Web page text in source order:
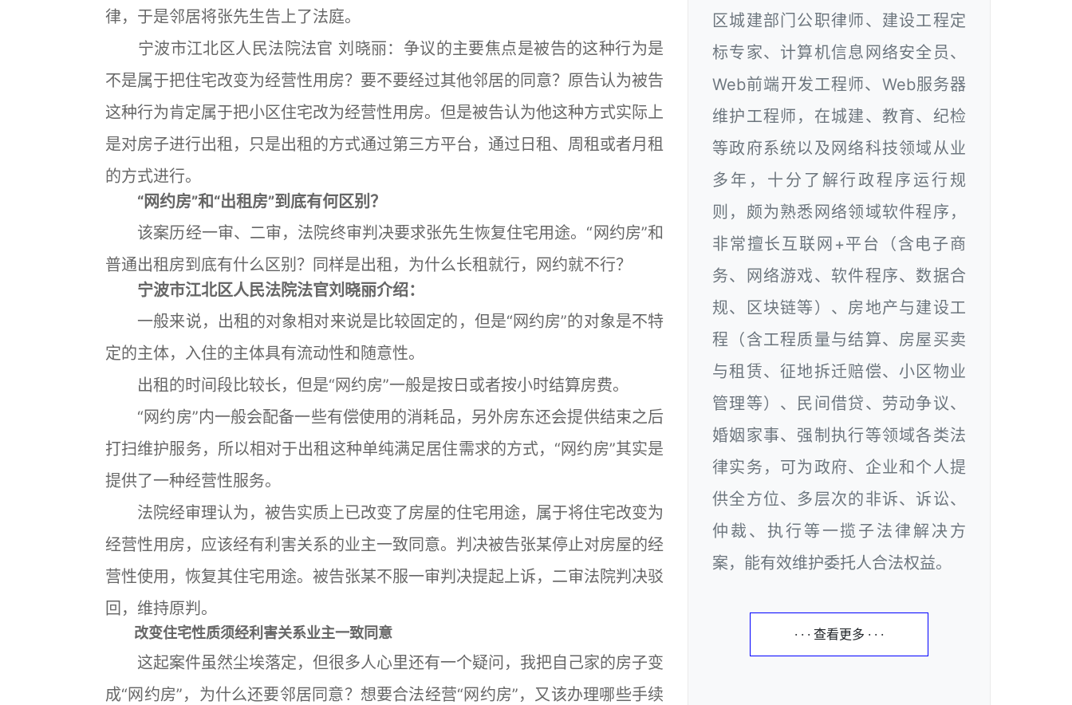
律，于是邻居将张先生告上了法庭。
宁波市江北区人民法院法官 刘晓丽：争议的主要焦点是被告的这种行为是
不是属于把住宅改变为经营性用房？要不要经过其他邻居的同意？原告认为被告
这种行为肯定属于把小区住宅改为经营性用房。但是被告认为他这种方式实际上
是对房子进行出租，只是出租的方式通过第三方平台，通过日租、周租或者月租
的方式进行。
“网约房”和“出租房”到底有何区别？
该案历经一审、二审，法院终审判决要求张先生恢复住宅用途。“网约房”和
普通出租房到底有什么区别？同样是出租，为什么长租就行，网约就不行？
宁波市江北区人民法院法官刘晓丽介绍：
一般来说，出租的对象相对来说是比较固定的，但是“网约房”的对象是不特
定的主体，入住的主体具有流动性和随意性。
出租的时间段比较长，但是“网约房”一般是按日或者按小时结算房费。
“网约房”内一般会配备一些有偿使用的消耗品，另外房东还会提供结束之后
打扫维护服务，所以相对于出租这种单纯满足居住需求的方式，“网约房”其实是
提供了一种经营性服务。
法院经审理认为，被告实质上已改变了房屋的住宅用途，属于将住宅改变为
经营性用房，应该经有利害关系的业主一致同意。判决被告张某停止对房屋的经
营性使用，恢复其住宅用途。被告张某不服一审判决提起上诉，二审法院判决驳
回，维持原判。
改变住宅性质须经利害关系业主一致同意
这起案件虽然尘埃落定，但很多人心里还有一个疑问，我把自己家的房子变
成“网约房”，为什么还要邻居同意？想要合法经营“网约房”，又该办理哪些手续
区城建部门公职律师、建设工程定
标专家、计算机信息网络安全员、
Web前端开发工程师、Web服务器
维护工程师，在城建、教育、纪检
等政府系统以及网络科技领域从业
多年，十分了解行政程序运行规
则，颇为熟悉网络领域软件程序，
非常擅长互联网+平台（含电子商
务、网络游戏、软件程序、数据合
规、区块链等）、房地产与建设工
程（含工程质量与结算、房屋买卖
与租赁、征地拆迁赔偿、小区物业
管理等）、民间借贷、劳动争议、
婚姻家事、强制执行等领域各类法
律实务，可为政府、企业和个人提
供全方位、多层次的非诉、诉讼、
仲裁、执行等一揽子法律解决方
案，能有效维护委托人合法权益。
· · · 查看更多 · · ·